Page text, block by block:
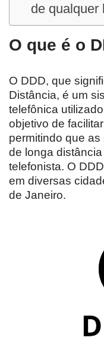
de qualquer
O que é o
O DDD, que
Distância, é um
telefônica
objetivo de
permitindo que
de longa
telefonista. O
em diversas
de Janeiro.